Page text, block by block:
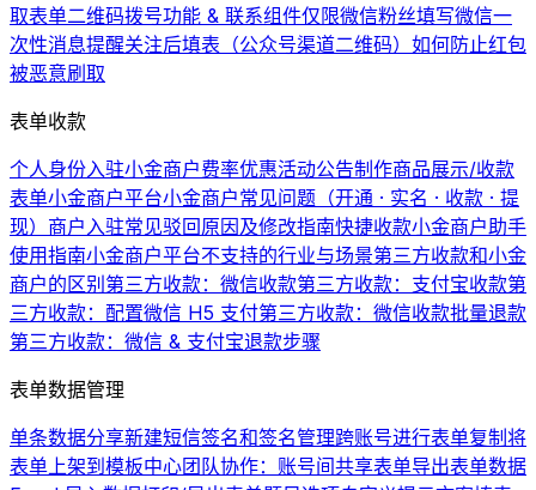
取表单二维码拨号功能 & 联系组件仅限微信粉丝填写微信一
次性消息提醒关注后填表（公众号渠道二维码） 如何防止红包
被恶意刷取
表单收款
个人身份入驻小金商户费率优惠活动公告制作商品展示/收款
表单小金商户平台小金商户常见问题（开通 · 实名 · 收款 · 提
现） 商户入驻常见驳回原因及修改指南快捷收款小金商户助手
使用指南小金商户平台不支持的行业与场景第三方收款和小金
商户的区别第三方收款：微信收款第三方收款：支付宝收款第
三方收款：配置微信 H5 支付第三方收款：微信收款批量退款
第三方收款：微信 & 支付宝退款步骤
表单数据管理
单条数据分享新建短信签名和签名管理跨账号进行表单复制将
表单上架到模板中心团队协作：账号间共享表单导出表单数据